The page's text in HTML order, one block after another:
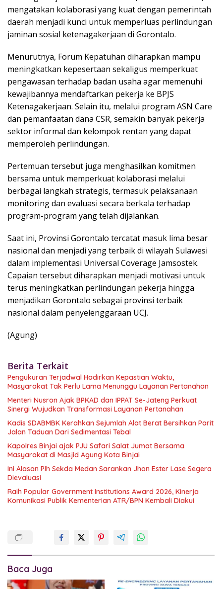
mengatakan kolaborasi yang kuat dengan pemerintah
daerah menjadi kunci untuk memperluas perlindungan
jaminan sosial ketenagakerjaan di Gorontalo.
Menurutnya, Forum Kepatuhan diharapkan mampu
meningkatkan kepesertaan sekaligus memperkuat
pengawasan terhadap badan usaha agar memenuhi
kewajibannya mendaftarkan pekerja ke BPJS
Ketenagakerjaan. Selain itu, melalui program ASN Care
dan pemanfaatan dana CSR, semakin banyak pekerja
sektor informal dan kelompok rentan yang dapat
memperoleh perlindungan.
Pertemuan tersebut juga menghasilkan komitmen
bersama untuk memperkuat kolaborasi melalui
berbagai langkah strategis, termasuk pelaksanaan
monitoring dan evaluasi secara berkala terhadap
program-program yang telah dijalankan.
Saat ini, Provinsi Gorontalo tercatat masuk lima besar
nasional dan menjadi yang terbaik di wilayah Sulawesi
dalam implementasi Universal Coverage Jamsostek.
Capaian tersebut diharapkan menjadi motivasi untuk
terus meningkatkan perlindungan pekerja hingga
menjadikan Gorontalo sebagai provinsi terbaik
nasional dalam penyelenggaraan UCJ.
(Agung)
Berita Terkait
Pengukuran Terjadwal Hadirkan Kepastian Waktu,
Masyarakat Tak Perlu Lama Menunggu Layanan Pertanahan
Menteri Nusron Ajak BPKAD dan IPPAT Se-Jateng Perkuat
Sinergi Wujudkan Transformasi Layanan Pertanahan
Kadis SDABMBK Kerahkan Sejumlah Alat Berat Bersihkan Parit
Jalan Taduan Dari Sedimentasi Tebal
Kapolres Binjai ajak PJU Safari Salat Jumat Bersama
Masyarakat di Masjid Agung Kota Binjai
Ini Alasan Plh Sekda Medan Sarankan Jhon Ester Lase Segera
Dievaluasi
Raih Popular Government Institutions Award 2026, Kinerja
Komunikasi Publik Kementerian ATR/BPN Kembali Diakui
Baca Juga